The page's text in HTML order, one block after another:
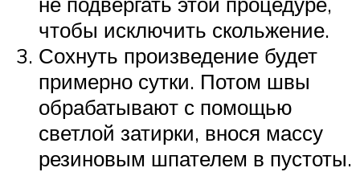
чтобы исключить скольжение.
Сохнуть произведение будет
примерно сутки. Потом швы
обрабатывают с помощью
светлой затирки, внося массу
резиновым шпателем в пустоты.